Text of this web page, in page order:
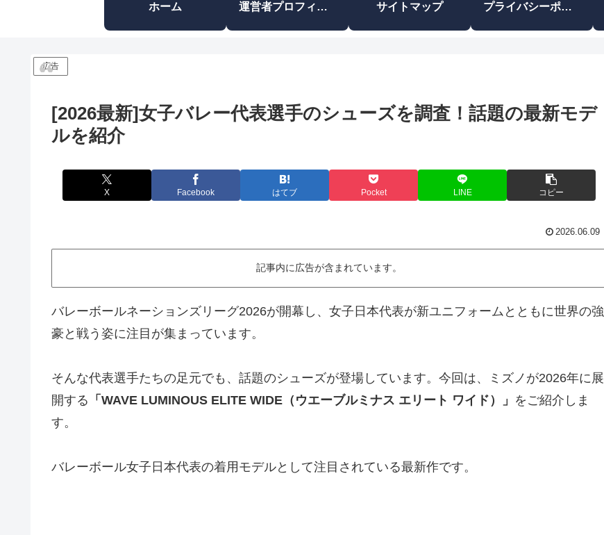
ホーム 運営者プロフィール サイトマップ プライバシーポリシー
広告
[2026最新]女子バレー代表選手のシューズを調査！話題の最新モデ
ルを紹介
X Facebook はてブ Pocket LINE コピー
2026.06.09
記事内に広告が含まれています。
バレーボールネーションズリーグ2026が開幕し、女子日本代表が新ユニフォームとともに世界の強
豪と戦う姿に注目が集まっています。
そんな代表選手たちの足元でも、話題のシューズが登場しています。今回は、ミズノが2026年に展
開する 「WAVE LUMINOUS ELITE WIDE（ウエーブルミナス エリート ワイド）」 をご紹介しま
す。
バレーボール女子日本代表の着用モデルとして注目されている最新作です。